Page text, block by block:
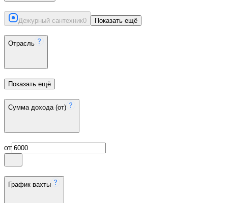
Дежурный сантехник0 Показать ещё
Отрасль
Показать ещё
Сумма дохода (от)
от
График вахты